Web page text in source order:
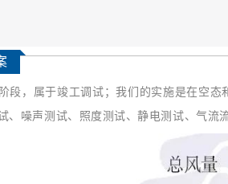
，属于竣工调试；我们的实施是在空态
、噪声测试、照度测试、静电测试、气流